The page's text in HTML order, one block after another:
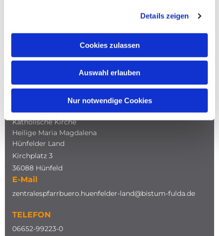
Details zeigen
Cookies zulassen
Auswahl erlauben
Nur notwendige Cookies
Katholische Kirche
Heilige Maria Magdalena
Hünfelder Land
Kirchplatz 3
36088 Hünfeld
E-Mail
zentralespfarrbuero.huenfelder-land@bistum-fulda.de
TELEFON
06652-99223-0